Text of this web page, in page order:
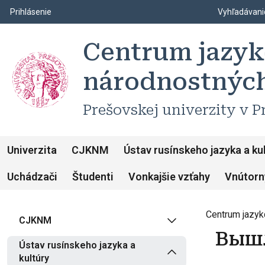
Používateľské menu
Prihlásenie Top
Centrum
Prešovskej univerzity v
Univerzita CJKNM Ústav rusínskeho jazyka a
Uchádzači Študenti Vonkajšie vzťahy
Centrum
CJKNM
Ústav rusínskeho jazyka a
kultúry